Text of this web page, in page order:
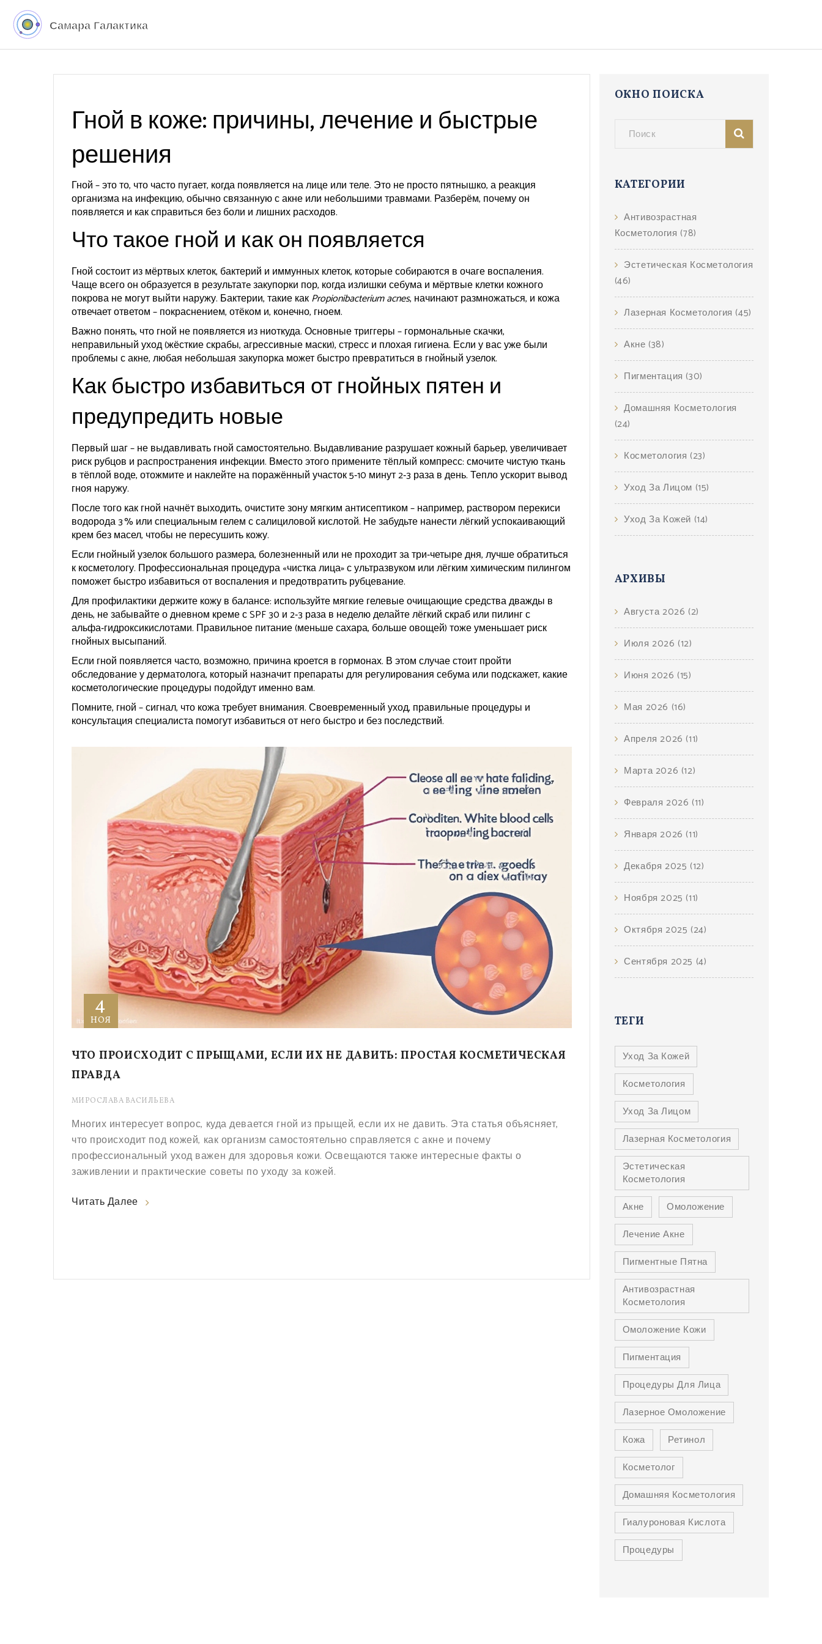
Гной в коже: причины, лечение и быстрые
решения
Гной – это то, что часто пугает, когда появляется на лице или теле. Это не просто пятнышко, а реакция
организма на инфекцию, обычно связанную с акне или небольшими травмами. Разберём, почему он
появляется и как справиться без боли и лишних расходов.
Что такое гной и как он появляется
Гной состоит из мёртвых клеток, бактерий и иммунных клеток, которые собираются в очаге воспаления.
Чаще всего он образуется в результатe закупорки пор, когда излишки себума и мёртвые клетки кожного
покрова не могут выйти наружу. Бактерии, такие какPropionibacterium acnes, начинают размножаться, и кожа
отвечает ответом – покраснением, отёком и, конечно, гноем.
Важно понять, что гной не появляется из ниоткуда. Основные триггеры – гормональные скачки,
неправильный уход (жёсткие скрабы, агрессивные маски), стресс и плохая гигиена. Если у вас уже были
проблемы с акне, любая небольшая закупорка может быстро превратиться в гнойный узелок.
Как быстро избавиться от гнойных пятен и
предупредить новые
Первый шаг – не выдавливать гной самостоятельно. Выдавливание разрушает кожный барьер, увеличивает
риск рубцов и распространения инфекции. Вместо этого примените тёплый компресс: смочите чистую ткань
в тёплой воде, отожмите и наклейте на поражённый участок 5‑10 минут 2‑3 раза в день. Тепло ускорит вывод
гноя наружу.
После того как гной начнёт выходить, очистите зону мягким антисептиком – например, раствором перекиси
водорода 3 % или специальным гелем с салициловой кислотой. Не забудьте нанести лёгкий успокаивающий
крем без масел, чтобы не пересушить кожу.
Если гнойный узелок большого размера, болезненный или не проходит за три‑четыре дня, лучше обратиться
к косметологу. Профессиональная процедура «чистка лица» с ультразвуком или лёгким химическим пилингом
поможет быстро избавиться от воспаления и предотвратить рубцевание.
Для профилактики держите кожу в балансе: используйте мягкие гелевые очищающие средства дважды в
день, не забывайте о дневном креме с SPF 30 и 2‑3 раза в неделю делайте лёгкий скраб или пилинг с
альфа‑гидроксикислотами. Правильное питание (меньше сахара, больше овощей) тоже уменьшает риск
гнойных высыпаний.
Если гной появляется часто, возможно, причина кроется в гормонах. В этом случае стоит пройти
обследование у дерматолога, который назначит препараты для регулирования себума или подскажет, какие
косметологические процедуры подойдут именно вам.
Помните, гной – сигнал, что кожа требует внимания. Своевременный уход, правильные процедуры и
консультация специалиста помогут избавиться от него быстро и без последствий.
4
НОЯ
ЧТО ПРОИСХОДИТ С ПРЫЩАМИ, ЕСЛИ ИХ НЕ ДАВИТЬ: ПРОСТАЯ КОСМЕТИЧЕСКАЯ
ПРАВДА
МИРОСЛАВА ВАСИЛЬЕВА
Многих интересует вопрос, куда девается гной из прыщей, если их не давить. Эта статья объясняет,
что происходит под кожей, как организм самостоятельно справляется с акне и почему
профессиональный уход важен для здоровья кожи. Освещаются также интересные факты о
заживлении и практические советы по уходу за кожей.
Читать Далее
ОКНО ПОИСКА
КАТЕГОРИИ
Антивозрастная
Косметология (78)
Эстетическая Косметология
(46)
Лазерная Косметология (45)
Акне (38)
Пигментация (30)
Домашняя Косметология
(24)
Косметология (23)
Уход За Лицом (15)
Уход За Кожей (14)
АРХИВЫ
Августа 2026 (2)
Июля 2026 (12)
Июня 2026 (15)
Мая 2026 (16)
Апреля 2026 (11)
Марта 2026 (12)
Февраля 2026 (11)
Января 2026 (11)
Декабря 2025 (12)
Ноября 2025 (11)
Октября 2025 (24)
Сентября 2025 (4)
ТЕГИ
Уход За Кожей
Косметология
Уход За Лицом
Лазерная Косметология
Эстетическая
Косметология
Акне
Омоложение
Лечение Акне
Пигментные Пятна
Антивозрастная
Косметология
Омоложение Кожи
Пигментация
Процедуры Для Лица
Лазерное Омоложение
Кожа
Ретинол
Косметолог
Домашняя Косметология
Гиалуроновая Кислота
Процедуры